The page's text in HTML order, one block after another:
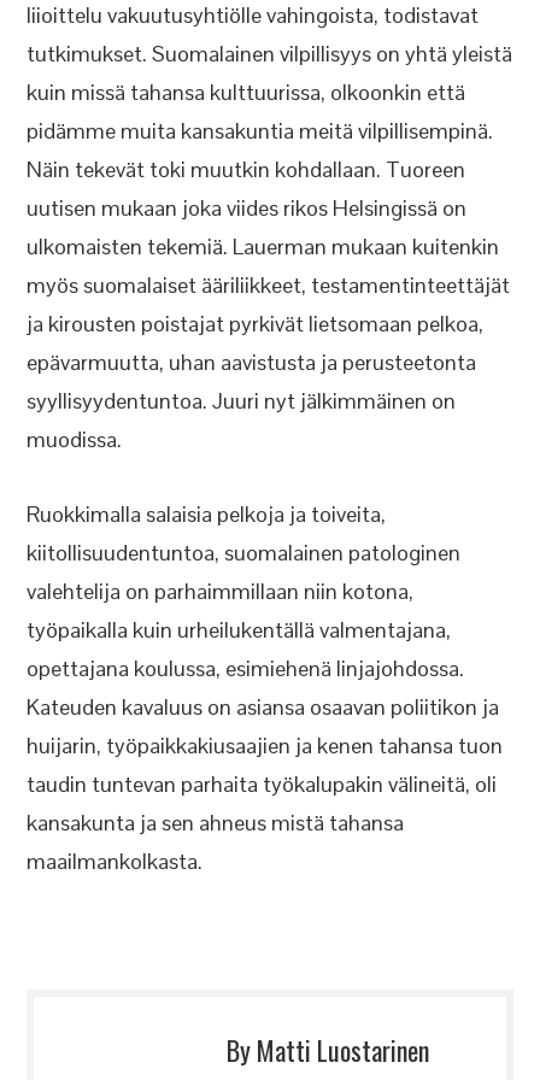
liioittelu vakuutusyhtiölle vahingoista, todistavat
tutkimukset. Suomalainen vilpillisyys on yhtä yleistä
kuin missä tahansa kulttuurissa, olkoonkin että
pidämme muita kansakuntia meitä vilpillisempinä.
Näin tekevät toki muutkin kohdallaan. Tuoreen
uutisen mukaan joka viides rikos Helsingissä on
ulkomaisten tekemiä. Lauerman mukaan kuitenkin
myös suomalaiset ääriliikkeet, testamentinteettäjät
ja kirousten poistajat pyrkivät lietsomaan pelkoa,
epävarmuutta, uhan aavistusta ja perusteetonta
syyllisyydentuntoa. Juuri nyt jälkimmäinen on
muodissa.
Ruokkimalla salaisia pelkoja ja toiveita,
kiitollisuudentuntoa, suomalainen patologinen
valehtelija on parhaimmillaan niin kotona,
työpaikalla kuin urheilukentällä valmentajana,
opettajana koulussa, esimiehenä linjajohdossa.
Kateuden kavaluus on asiansa osaavan poliitikon ja
huijarin, työpaikkakiusaajien ja kenen tahansa tuon
taudin tuntevan parhaita työkalupakin välineitä, oli
kansakunta ja sen ahneus mistä tahansa
maailmankolkasta.
By Matti Luostarinen